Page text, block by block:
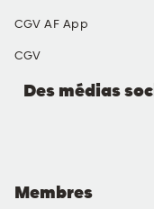
CGV AF App
CGV
Membres
Des médias